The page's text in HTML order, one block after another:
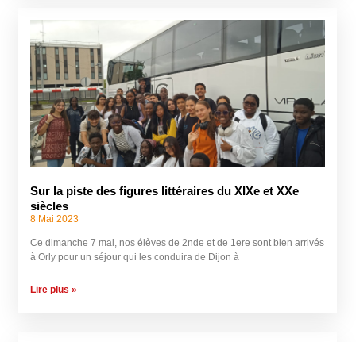
Sur la piste des figures littéraires du XIXe et XXe
siècles
8 Mai 2023
Ce dimanche 7 mai, nos élèves de 2nde et de 1ere sont bien arrivés
à Orly pour un séjour qui les conduira de Dijon à
Lire plus »